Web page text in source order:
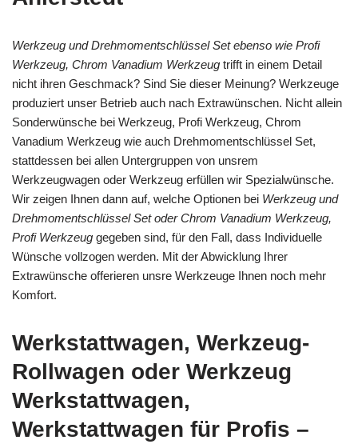
Werkzeug und Drehmomentschlüssel Set ebenso wie Profi
Werkzeug, Chrom Vanadium Werkzeug trifft in einem Detail
nicht ihren Geschmack? Sind Sie dieser Meinung? Werkzeuge
produziert unser Betrieb auch nach Extrawünschen. Nicht allein
Sonderwünsche bei Werkzeug, Profi Werkzeug, Chrom
Vanadium Werkzeug wie auch Drehmomentschlüssel Set,
stattdessen bei allen Untergruppen von unsrem
Werkzeugwagen oder Werkzeug erfüllen wir Spezialwünsche.
Wir zeigen Ihnen dann auf, welche Optionen bei Werkzeug und
Drehmomentschlüssel Set oder Chrom Vanadium Werkzeug,
Profi Werkzeug gegeben sind, für den Fall, dass Individuelle
Wünsche vollzogen werden. Mit der Abwicklung Ihrer
Extrawünsche offerieren unsre Werkzeuge Ihnen noch mehr
Komfort.
Werkstattwagen, Werkzeug-
Rollwagen oder Werkzeug
Werkstattwagen,
Werkstattwagen für Profis –